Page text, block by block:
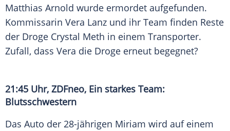
Matthias Arnold wurde ermordet aufgefunden.
Kommissarin Vera Lanz und ihr Team finden Reste
der Droge Crystal Meth in einem Transporter.
Zufall, dass Vera die Droge erneut begegnet?
21:45 Uhr, ZDFneo, Ein starkes Team:
Blutsschwestern
Das Auto der 28-jährigen Miriam wird auf einem